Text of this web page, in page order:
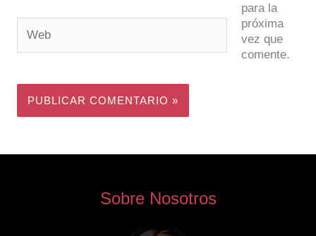
para la
próxima
vez que
comente.
Sobre Nosotros